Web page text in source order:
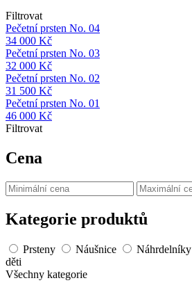
Filtrovat
Pečetní prsten No. 04
34 000 Kč
Pečetní prsten No. 03
32 000 Kč
Pečetní prsten No. 02
31 500 Kč
Pečetní prsten No. 01
46 000 Kč
Filtrovat
Cena
Kategorie produktů
Prsteny Náušnice Náhrdelníky
děti
Všechny kategorie